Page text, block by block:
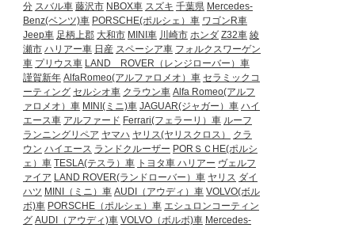
分 スバル車 藤沢市 NBOX車 スズキ 千葉県 Mercedes-
Benz(ベンツ)車 PORSCHE(ポルシェ）車 ワゴンR車
Jeep車 足柄上郡 大和市 MINI車 川崎市 ホンダ Z32車 綾
瀬市 ハリアー車 日産 スペーシア車 フォルクスワーゲン
車 プリウス車 LAND ROVER（レンジローバー）車
謹賀新年 AlfaRomeo(アルファロメオ）車 セラミックコ
ーティング セルシオ車 クラウン車 Alfa Romeo(アルフ
ァロメオ）車 MINI(ミニ)車 JAGUAR(ジャガー）車 ハイ
エース車 アルファード Ferrari(フェラーリ）車 ルーフ
ランニングリペア ヤマハ ヤリス(ヤリスクロス）
クラ
ウン ハイエース ランドクルーザー PORＳＣHE(ポルシ
ェ）車 TESLA(テスラ）車 トヨタ車 ハリアー ヴェルフ
ァイア LAND ROVER(ランドローバー）車 ヤリス ダイ
ハツ MINI（ミニ）車 AUDI（アウディ）車 VOLVO(ボル
ボ)車 PORSCHE（ポルシェ）車 エシュロンコーティン
グ AUDI（アウディ)車 VOLVO（ボルボ)車 Mercedes-